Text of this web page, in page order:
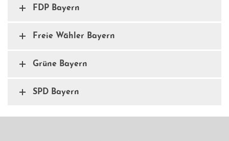
FDP Bayern
Freie Wähler Bayern
Grüne Bayern
SPD Bayern